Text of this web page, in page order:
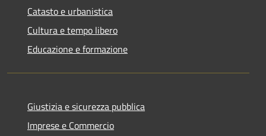
Catasto e urbanistica
Cultura e tempo libero
Educazione e formazione
Giustizia e sicurezza pubblica
Imprese e Commercio